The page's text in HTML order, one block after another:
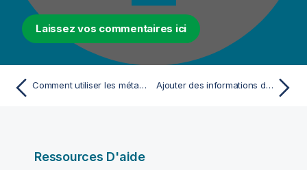
Laissez vos commentaires ici
Comment utiliser les métadonnées centralisées dans un Job Ajouter des informations de métadonnées dans la vue Main
Ressources D'aide